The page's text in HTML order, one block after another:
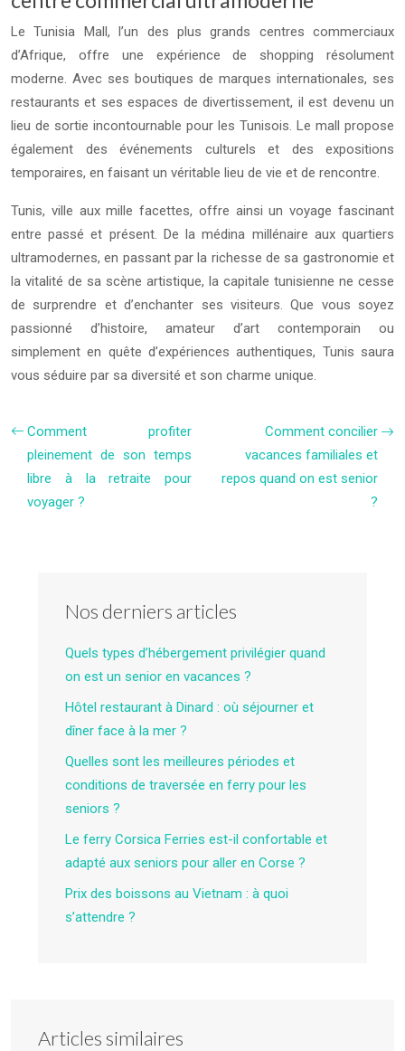
Le Tunisia Mall, l’un des plus grands centres commerciaux
d’Afrique, offre une expérience de shopping résolument
moderne. Avec ses boutiques de marques internationales, ses
restaurants et ses espaces de divertissement, il est devenu un
lieu de sortie incontournable pour les Tunisois. Le mall propose
également des événements culturels et des expositions
temporaires, en faisant un véritable lieu de vie et de rencontre.
Tunis, ville aux mille facettes, offre ainsi un voyage fascinant
entre passé et présent. De la médina millénaire aux quartiers
ultramodernes, en passant par la richesse de sa gastronomie et
la vitalité de sa scène artistique, la capitale tunisienne ne cesse
de surprendre et d’enchanter ses visiteurs. Que vous soyez
passionné d’histoire, amateur d’art contemporain ou
simplement en quête d’expériences authentiques, Tunis saura
vous séduire par sa diversité et son charme unique.
Comment profiter
pleinement de son temps
libre à la retraite pour
voyager ?
Comment concilier
vacances familiales et
repos quand on est senior
?
Nos derniers articles
Quels types d’hébergement privilégier quand
on est un senior en vacances ?
Hôtel restaurant à Dinard : où séjourner et
dîner face à la mer ?
Quelles sont les meilleures périodes et
conditions de traversée en ferry pour les
seniors ?
Le ferry Corsica Ferries est-il confortable et
adapté aux seniors pour aller en Corse ?
Prix des boissons au Vietnam : à quoi
s’attendre ?
Articles similaires